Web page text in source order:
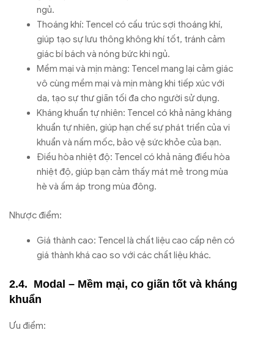
ngủ.
Thoáng khí: Tencel có cấu trúc sợi thoáng khí,
giúp tạo sự lưu thông không khí tốt, tránh cảm
giác bí bách và nóng bức khi ngủ.
Mềm mại và mịn màng: Tencel mang lại cảm giác
vô cùng mềm mại và mịn màng khi tiếp xúc với
da, tạo sự thư giãn tối đa cho người sử dụng.
Kháng khuẩn tự nhiên: Tencel có khả năng kháng
khuẩn tự nhiên, giúp hạn chế sự phát triển của vi
khuẩn và nấm mốc, bảo vệ sức khỏe của bạn.
Điều hòa nhiệt độ: Tencel có khả năng điều hòa
nhiệt độ, giúp bạn cảm thấy mát mẻ trong mùa
hè và ấm áp trong mùa đông.
Nhược điểm:
Giá thành cao: Tencel là chất liệu cao cấp nên có
giá thành khá cao so với các chất liệu khác.
Modal – Mềm mại, co giãn tốt và kháng
khuẩn
Ưu điểm: